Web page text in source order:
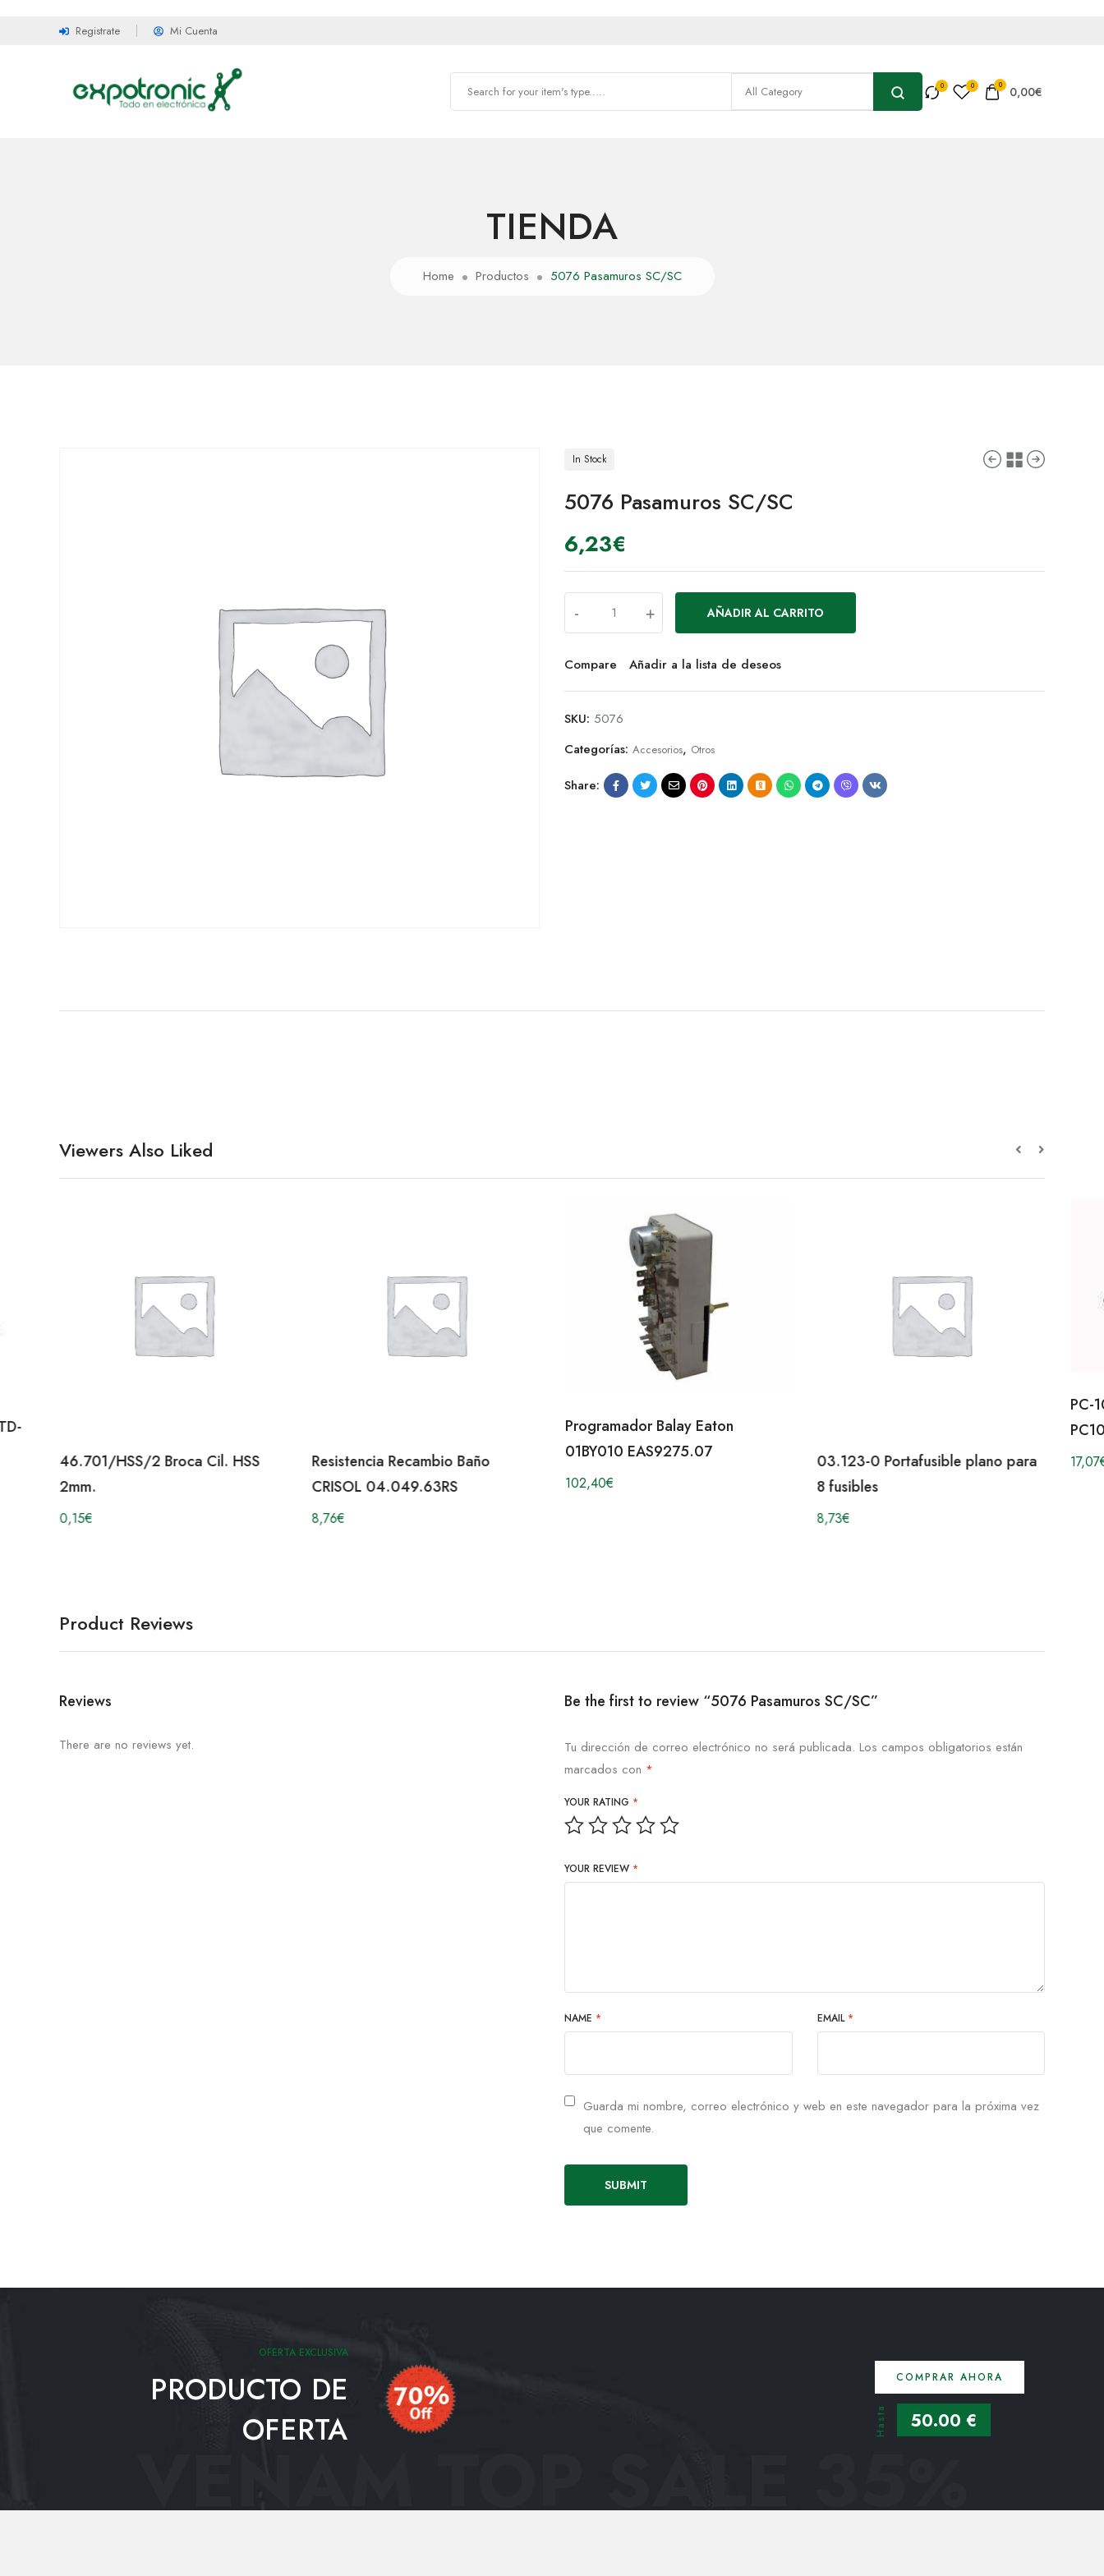
Registrate Mi Cuenta
0 0,00€
TIENDA
Home Productos 5076 Pasamuros SC/SC
In Stock
5076 Pasamuros SC/SC
6,23€
- + AÑADIR AL CARRITO
Compare Añadir a la lista de deseos
SKU: 5076
Categorías: Accesorios, Otros
Share:
Viewers Also Liked
46.701/HSS/2 Broca Cil. HSS
2mm.
0,15€
Resistencia Recambio Baño
CRISOL 04.049.63RS
8,76€
Programador Balay Eaton
01BY010 EAS9275.07
102,40€
03.123-0 Portafusible plano para
8 fusibles
8,73€
PC-
17,07
Product Reviews
Reviews
There are no reviews yet.
Be the first to review “5076 Pasamuros SC/SC”
Tu dirección de correo electrónico no será publicada. Los campos obligatorios están
marcados con *
YOUR RATING *
YOUR REVIEW *
NAME * EMAIL *
Guarda mi nombre, correo electrónico y web en este navegador para la próxima vez
que comente.
OFERTA EXCLUSIVA
PRODUCTO DE
OFERTA
COMPRAR AHORA
Hasta 50.00 €
VENAM TOP SALE 35%